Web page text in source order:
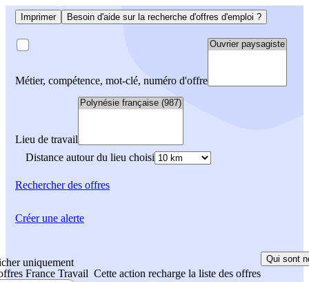
Imprimer Besoin d'aide sur la recherche d'offres d'emploi ?
Métier, compétence, mot-clé, numéro d'offre
Lieu de travail
Distance autour du lieu choisi
Rechercherdes offres
uniquement
France Travail Cette action recharge la liste des offres
Qui sont
Créer une alerte